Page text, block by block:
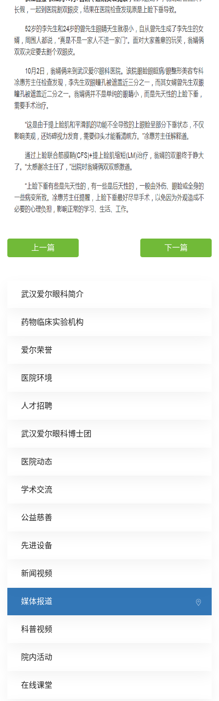
武汉爱尔眼科简介
药物临床实验机构
爱尔荣誉
医院环境
人才招聘
武汉爱尔眼科博士团
医院动态
学术交流
公益慈善
先进设备
新闻视频
媒体报道
科普视频
院内活动
在线课堂
上一篇 下一篇